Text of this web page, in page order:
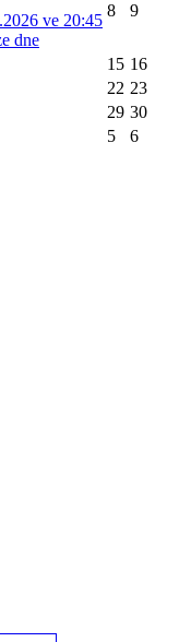
ve 20:45
dne
8 9
15 16
22 23
29 30
5 6